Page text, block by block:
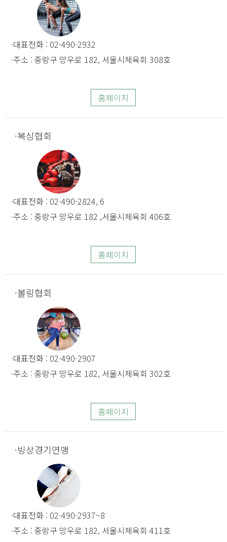
대표전화 : 02-490-2932
주소 : 중랑구 망우로 182, 서울시체육회 308호
홈페이지
복싱협회
대표전화 : 02-490-2824, 6
주소 : 중랑구 망우로 182 ,서울시체육회 406호
홈페이지
볼링협회
대표전화 : 02-490-2907
주소 : 중랑구 망우로 182, 서울시체육회 302호
홈페이지
빙상경기연맹
대표전화 : 02-490-2937~8
주소 : 중랑구 망우로 182, 서울시체육회 411호